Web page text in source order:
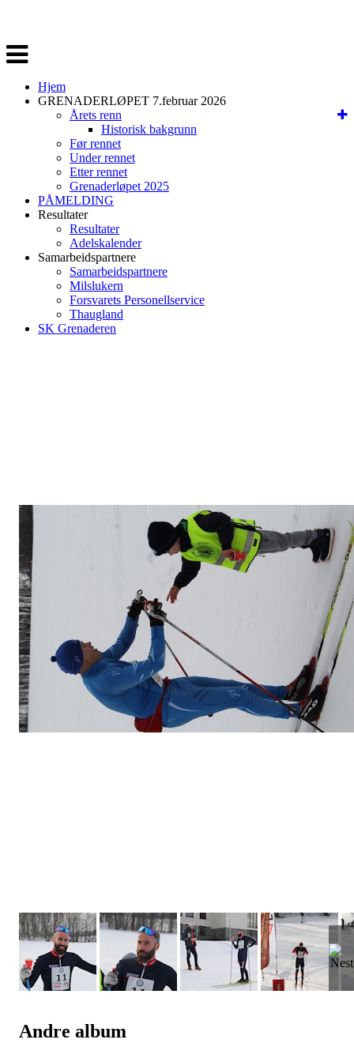
Veksle
navigasjon
Hjem
GRENADERLØPET 7.februar 2026
Årets renn
Historisk bakgrunn
Før rennet
Under rennet
Etter rennet
Grenaderløpet 2025
PÅMELDING
Resultater
Resultater
Adelskalender
Samarbeidspartnere
Samarbeidspartnere
Milslukern
Forsvarets Personellservice
Thaugland
SK Grenaderen
Andre album